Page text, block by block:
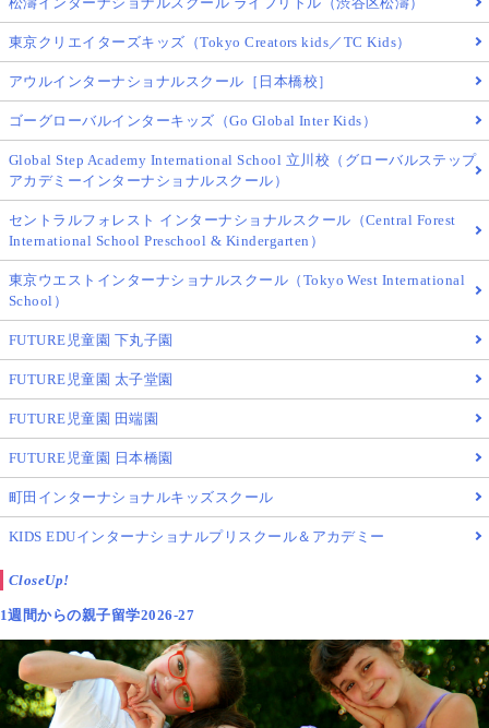
東京クリエイターズキッズ（Tokyo Creators kids／TC Kids）
アウルインターナショナルスクール［日本橋校］
ゴーグローバルインターキッズ（Go Global Inter Kids）
Global Step Academy International School 立川校（グローバルステップ
アカデミーインターナショナルスクール）
セントラルフォレスト インターナショナルスクール（Central Forest
International School Preschool & Kindergarten）
東京ウエストインターナショナルスクール（Tokyo West International
School）
FUTURE児童園 下丸子園
FUTURE児童園 太子堂園
FUTURE児童園 田端園
FUTURE児童園 日本橋園
町田インターナショナルキッズスクール
KIDS EDUインターナショナルプリスクール＆アカデミー
CloseUp!
1週間からの親子留学2026-27